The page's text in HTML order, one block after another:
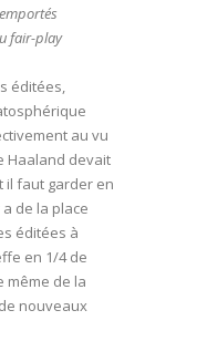
fair-play
éditées,
au vu
Haaland devait
il faut garder en
de la place
éditées à
en 1/4 de
même de la
nouveaux